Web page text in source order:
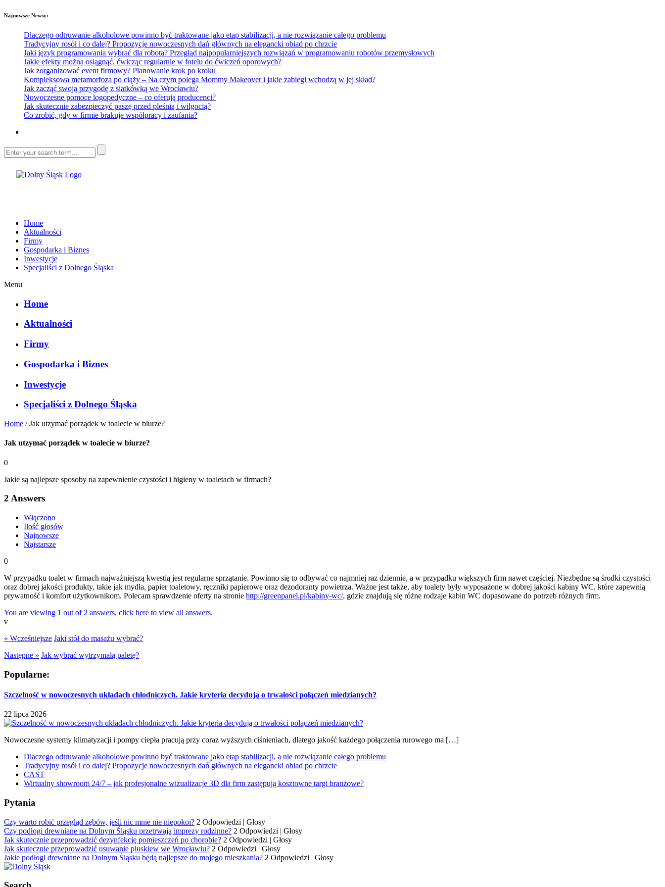
Najnowsze Newsy:
Dlaczego odtruwanie alkoholowe powinno być traktowane jako etap stabilizacji, a nie rozwiązanie całego problemu
Tradycyjny rosół i co dalej? Propozycje nowoczesnych dań głównych na elegancki obiad po chrzcie
Jaki język programowania wybrać dla robota? Przegląd najpopularniejszych rozwiązań w programowaniu robotów przemysłowych
Jakie efekty można osiągnąć, ćwicząc regularnie w fotelu do ćwiczeń oporowych?
Jak zorganizować event firmowy? Planowanie krok po kroku
Kompleksowa metamorfoza po ciąży – Na czym polega Mommy Makeover i jakie zabiegi wchodzą w jej skład?
Jak zacząć swoją przygodę z siatkówką we Wrocławiu?
Nowoczesne pomoce logopedyczne – co oferują producenci?
Jak skutecznie zabezpieczyć paszę przed pleśnią i wilgocią?
Co zrobić, gdy w firmie brakuje współpracy i zaufania?
Home
Aktualności
Firmy
Gospodarka i Biznes
Inwestycje
Specjaliści z Dolnego Śląska
Menu
Home
Aktualności
Firmy
Gospodarka i Biznes
Inwestycje
Specjaliści z Dolnego Śląska
Home /Jak utzymać porządek w toalecie w biurze?
Jak utzymać porządek w toalecie w biurze?
0
Jakie są najlepsze sposoby na zapewnienie czystości i higieny w toaletach w firmach?
2 Answers
Włączono
Ilość głosów
Najnowsze
Najstarsze
0
W przypadku toalet w firmach najważniejszą kwestią jest regularne sprzątanie. Powinno się to odbywać co najmniej raz dziennie, a w przypadku większych firm nawet częściej. Niezbędne są środki czystości
oraz dobrej jakości produkty, takie jak mydła, papier toaletowy, ręczniki papierowe oraz dezodoranty powietrza. Ważne jest także, aby toalety były wyposażone w dobrej jakości kabiny WC, które zapewnią
prywatność i komfort użytkownikom. Polecam sprawdzenie oferty na stronie http://greenpanel.pl/kabiny-wc/, gdzie znajdują się różne rodzaje kabin WC dopasowane do potrzeb różnych firm.
You are viewing 1 out of 2 answers, click here to view all answers.
v
« Wcześniejsze Jaki stół do masażu wybrać?
Następne » Jak wybrać wytrzymałą paletę?
Popularne:
Szczelność w nowoczesnych układach chłodniczych. Jakie kryteria decydują o trwałości połączeń miedzianych?
22 lipca 2026
Nowoczesne systemy klimatyzacji i pompy ciepła pracują przy coraz wyższych ciśnieniach, dlatego jakość każdego połączenia rurowego ma […]
Dlaczego odtruwanie alkoholowe powinno być traktowane jako etap stabilizacji, a nie rozwiązanie całego problemu
Tradycyjny rosół i co dalej? Propozycje nowoczesnych dań głównych na elegancki obiad po chrzcie
CAST
Wirtualny showroom 24/7 – jak profesjonalne wizualizacje 3D dla firm zastępują kosztowne targi branżowe?
Pytania
Czy warto robić przegląd zębów, jeśli nic mnie nie niepokoi? 2 Odpowiedzi | Głosy
Czy podłogi drewniane na Dolnym Śląsku przetrwają imprezy rodzinne? 2 Odpowiedzi | Głosy
Jak skutecznie przeprowadzić dezynfekcję pomieszczeń po chorobie? 2 Odpowiedzi | Głosy
Jak skutecznie przeprowadzić usuwanie pluskiew we Wrocławiu? 2 Odpowiedzi | Głosy
Jakie podłogi drewniane na Dolnym Śląsku będą najlepsze do mojego mieszkania? 2 Odpowiedzi | Głosy